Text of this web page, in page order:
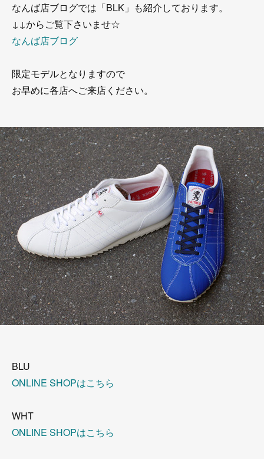
なんば店ブログでは「BLK」も紹介しております。
↓↓からご覧下さいませ☆
なんば店ブログ
限定モデルとなりますので
お早めに各店へご来店ください。
BLU
ONLINE SHOPはこちら
WHT
ONLINE SHOPはこちら